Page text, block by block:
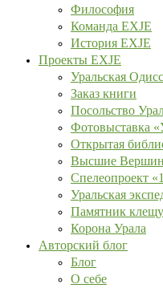
Философия
Команда EXJE
История EXJE
Проекты EXJE
Уральская
Заказ книги
Посольство
Фотовыставка
Открытая
Высшие
Спелеопроект
Уральская
Памятник
Корона Урала
Авторский блог
Блог
О себе